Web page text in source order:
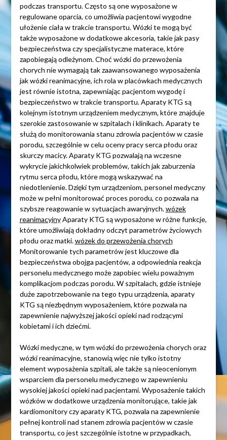
podczas transportu. Często są one wyposażone w
regulowane oparcia, co umożliwia pacjentowi wygodne
ułożenie ciała w trakcie transportu. Wózki te mogą być
także wyposażone w dodatkowe akcesoria, takie jak pasy
bezpieczeństwa czy specjalistyczne materace, które
zapobiegają odleżynom. Choć wózki do przewożenia
chorych nie wymagają tak zaawansowanego wyposażenia
jak wózki reanimacyjne, ich rola w placówkach medycznych
jest równie istotna, zapewniając pacjentom wygodę i
bezpieczeństwo w trakcie transportu. Aparaty KTG są
kolejnym istotnym urządzeniem medycznym, które znajduje
szerokie zastosowanie w szpitalach i klinikach. Aparaty te
służą do monitorowania stanu zdrowia pacjentów w czasie
porodu, szczególnie w celu oceny pracy serca płodu oraz
skurczy macicy. Aparaty KTG pozwalają na wczesne
wykrycie jakichkolwiek problemów, takich jak zaburzenia
rytmu serca płodu, które mogą wskazywać na
niedotlenienie. Dzięki tym urządzeniom, personel medyczny
może w pełni monitorować proces porodu, co pozwala na
szybsze reagowanie w sytuacjach awaryjnych.wózek
reanimacyjnyAparaty KTG są wyposażone w różne funkcje,
które umożliwiają dokładny odczyt parametrów życiowych
płodu oraz matki.wózek do przewożenia chorych
Monitorowanie tych parametrów jest kluczowe dla
bezpieczeństwa obojga pacjentów, a odpowiednia reakcja
personelu medycznego może zapobiec wielu poważnym
komplikacjom podczas porodu. W szpitalach, gdzie istnieje
duże zapotrzebowanie na tego typu urządzenia, aparaty
KTG są niezbędnym wyposażeniem, które pozwala na
zapewnienie najwyższej jakości opieki nad rodzącymi
kobietami i ich dziećmi.
Wózki medyczne, w tym wózki do przewożenia chorych oraz
wózki reanimacyjne, stanowią więc nie tylko istotny
element wyposażenia szpitali, ale także są nieocenionym
wsparciem dla personelu medycznego w zapewnieniu
wysokiej jakości opieki nad pacjentami. Wyposażenie takich
wózków w dodatkowe urządzenia monitorujące, takie jak
kardiomonitory czy aparaty KTG, pozwala na zapewnienie
pełnej kontroli nad stanem zdrowia pacjentów w czasie
transportu, co jest szczególnie istotne w przypadkach,